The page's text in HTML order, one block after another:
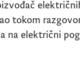
tokom
na električni